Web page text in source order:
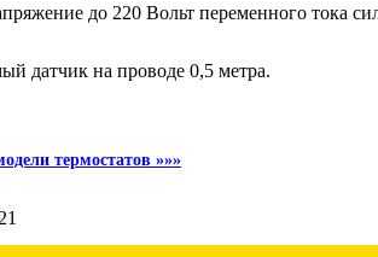
до 220 Вольт переменного тока
датчик на проводе 0,5 метра.
термостатов »»»